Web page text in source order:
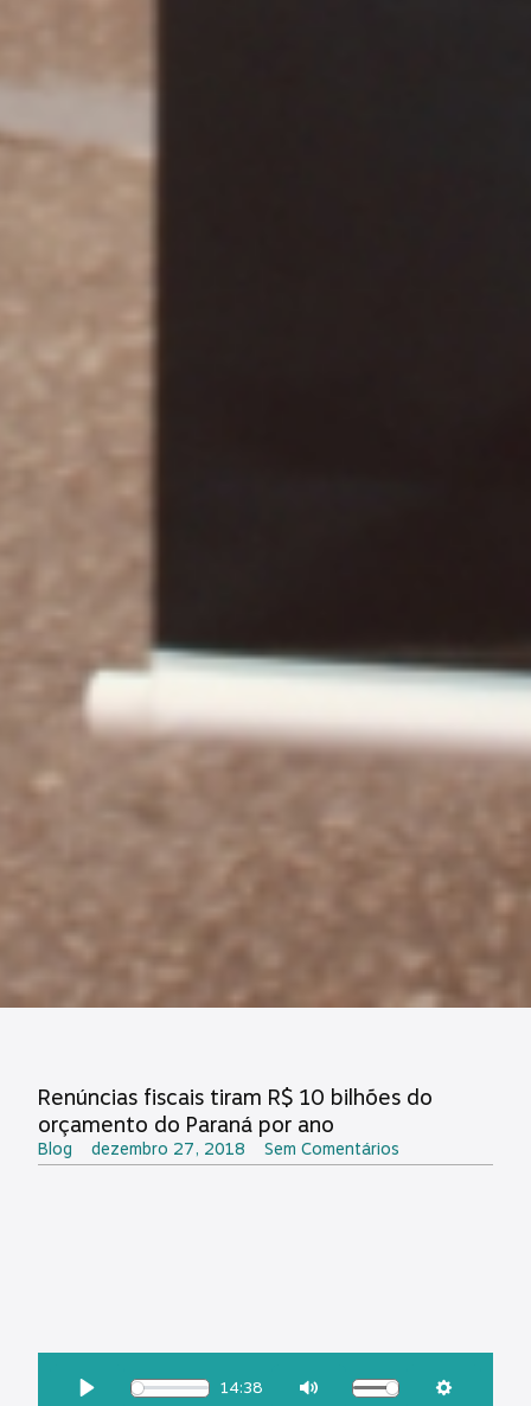
Renúncias fiscais tiram R$ 10 bilhões do
orçamento do Paraná por ano
Blog dezembro 27, 2018 Sem Comentários
14:38